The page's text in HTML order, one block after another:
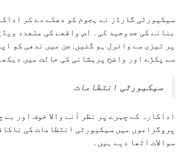
سیکیورٹی گارڈز نے ہجوم کو دھکے دے کر
بنانے کی جدوجہد کی۔ اس واقعے کی متعدد
پر تیزی سے وائرل ہو گئیں. جن میں ندھی کو
سے پکڑے اور واضح پریشانی کی حالت میں
سیکیورٹی انتظامات
اداکارہ کے چہرے پر نظر آنے والا خوف اور بے
پروگراموں میں سیکیورٹی انتظامات کی
سوالات اٹھا دیے ہیں۔